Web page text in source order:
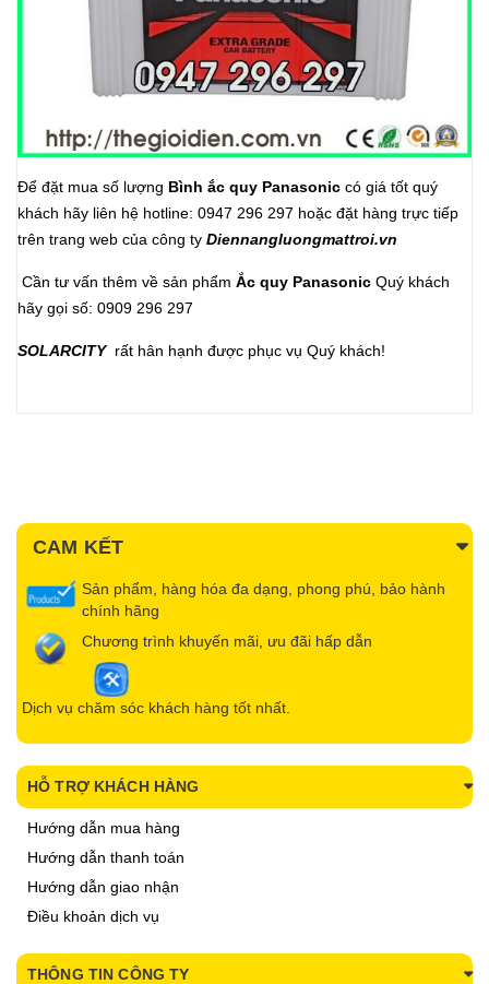
Để đặt mua số lượng Bình ắc quy Panasonic có giá tốt quý
khách hãy liên hệ hotline: 0947 296 297 hoặc đặt hàng trực tiếp
trên trang web của công ty Diennangluongmattroi.vn
Cần tư vấn thêm về sản phẩm Ắc quy Panasonic Quý khách
hãy gọi số: 0909 296 297
SOLARCITY rất hân hạnh được phục vụ Quý khách!
CAM KẾT
Sản phẩm, hàng hóa đa dạng, phong phú, bảo hành
chính hãng
Chương trình khuyến mãi, ưu đãi hấp dẫn
Dịch vụ chăm sóc khách hàng tốt nhất.
HỖ TRỢ KHÁCH HÀNG
Hướng dẫn mua hàng
Hướng dẫn thanh toán
Hướng dẫn giao nhận
Điều khoản dịch vụ
THÔNG TIN CÔNG TY